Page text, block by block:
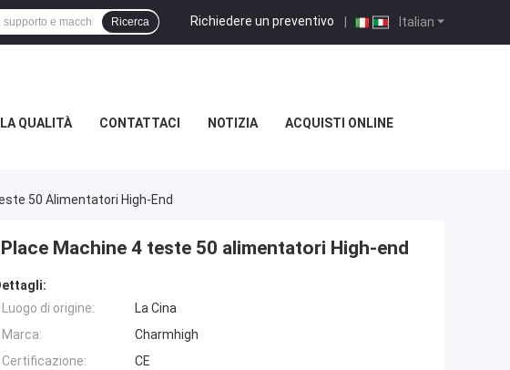
Italian
Richiedere un preventivo |
Ricerca
QUALITÀ CONTATTACI NOTIZIA ACQUISTI ONLINE
50 Alimentatori High-End
Machine 4 teste 50 alimentatori High-end
Luogo di origine:
La Cina
Marca:
Charmhigh
Certificazione:
CE